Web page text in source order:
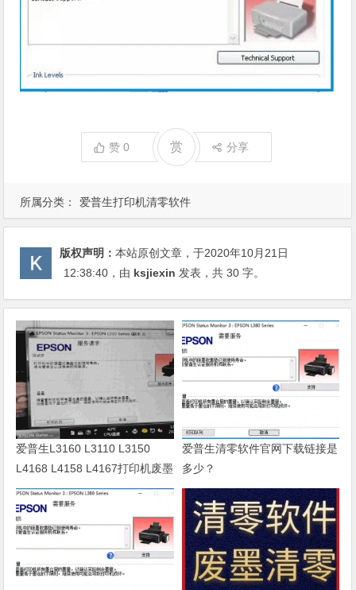
所属分类： 爱普生打印机清零软件
赞0 赏 分享
版权声明：本站原创文章，于2020年10月21日
12:38:40 ，由 ksjiexin 发表，共 30 字。
爱普生L3160 L3110 L3150
L4168 L4158 L4167打印机废墨
清零软件
爱普生清零软件官网下载链接是
多少？